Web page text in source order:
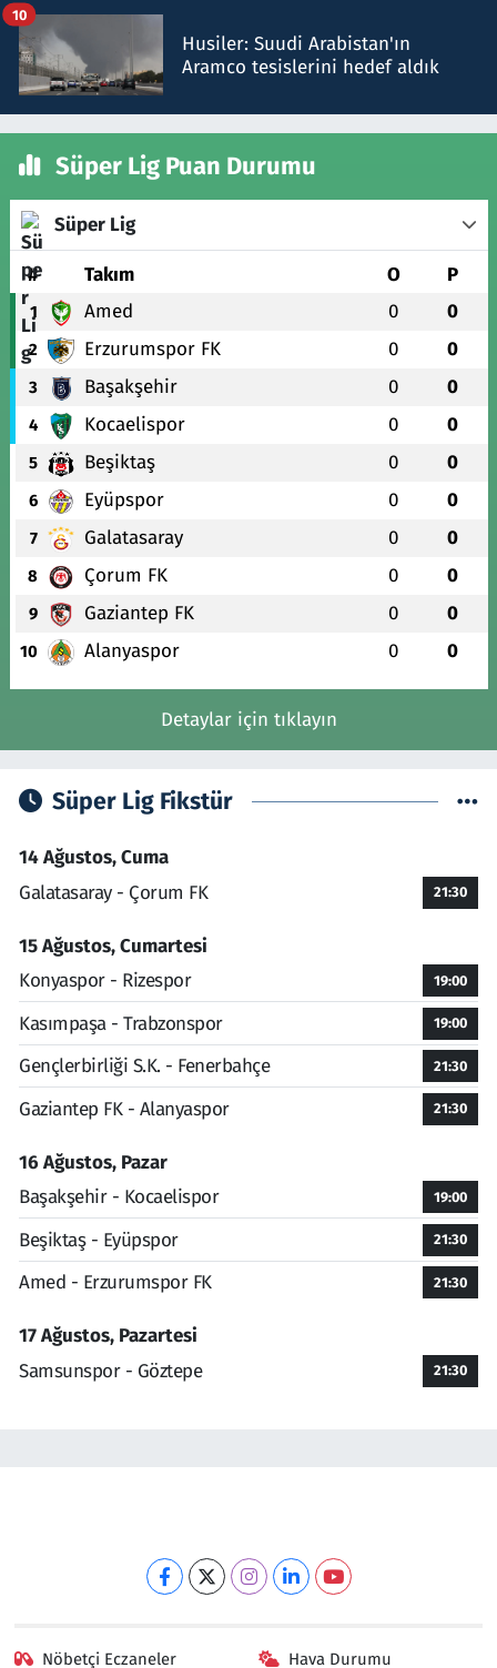
Husiler: Suudi Arabistan'ın
Aramco tesislerini hedef aldık
10
Süper Lig Puan Durumu
Süper Lig
# Takım O P
1 Amed 0 0
2 Erzurumspor FK 0 0
3 Başakşehir 0 0
4 Kocaelispor 0 0
5 Beşiktaş 0 0
6 Eyüpspor 0 0
7 Galatasaray 0 0
8 Çorum FK 0 0
9 Gaziantep FK 0 0
10 Alanyaspor 0 0
Detaylar için tıklayın
Süper Lig Fikstür
14 Ağustos, Cuma
Galatasaray - Çorum FK
21:30
15 Ağustos, Cumartesi
Konyaspor - Rizespor
19:00
Kasımpaşa - Trabzonspor 19:00
Gençlerbirliği S.K. - Fenerbahçe 21:30
Gaziantep FK - Alanyaspor 21:30
16 Ağustos, Pazar
Başakşehir - Kocaelispor
19:00
Beşiktaş - Eyüpspor 21:30
Amed - Erzurumspor FK 21:30
17 Ağustos, Pazartesi
Samsunspor - Göztepe
21:30
Nöbetçi Eczaneler Hava Durumu